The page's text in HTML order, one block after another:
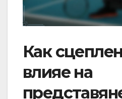
Как
влияе на